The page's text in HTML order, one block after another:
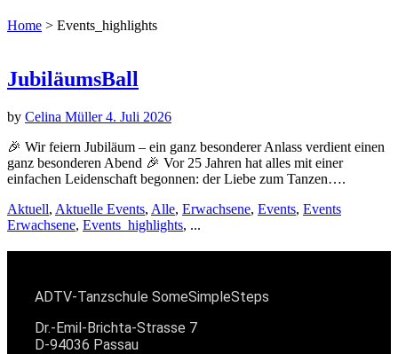
Home > Events_highlights
JubiläumsBall
by Celina Müller4. Juli 2026
🎉 Wir feiern Jubiläum – ein ganz besonderer Anlass verdient einen
ganz besonderen Abend 🎉 Vor 25 Jahren hat alles mit einer
einfachen Leidenschaft begonnen: der Liebe zum Tanzen….
Aktuell, Aktuelle Events, Alle, Erwachsene, Events, Events
Erwachsene, Events_highlights, ...
ADTV-Tanzschule SomeSimpleSteps
Dr.-Emil-Brichta-Strasse 7
D-94036 Passau